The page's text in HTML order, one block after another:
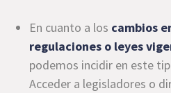
En cuanto a los cambios
regulaciones o leyes
podemos incidir en este
Acceder a legisladores o